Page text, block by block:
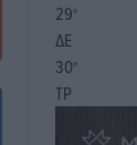
29°
ΔΕ
30°
ΤΡ